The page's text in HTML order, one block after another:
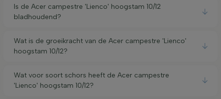
Is de Acer campestre 'Lienco' hoogstam 10/12
bladhoudend?
Wat is de groeikracht van de Acer campestre 'Lienco'
hoogstam 10/12?
Wat voor soort schors heeft de Acer campestre
'Lienco' hoogstam 10/12?